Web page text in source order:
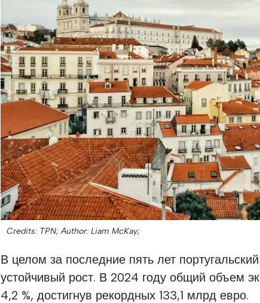
Credits: TPN; Author: Liam McKay;
В целом за последние пять лет
устойчивый рост. В 2024 году общий объем
4,2 %, достигнув рекордных 133,1 млрд евро.